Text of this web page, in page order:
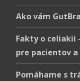
Ako vám
Fakty o celiakii
pre pacientov
Pomáhame s